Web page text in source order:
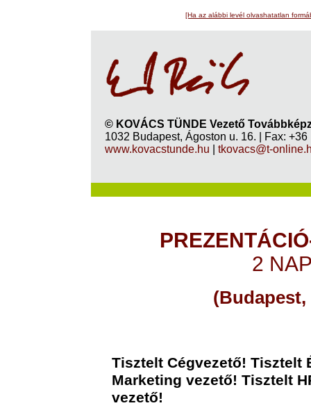
[Ha az alábbi levél olvashatatlan
© KOVÁCS TÜNDE Vezető
1032 Budapest, Ágoston u. 16. | Fax:
www.kovacstunde.hu
tkovacs@t-
2
(Budapest,
Tisztelt Cégvezető! Tisztelt
Marketing vezető! Tisztelt
vezető!